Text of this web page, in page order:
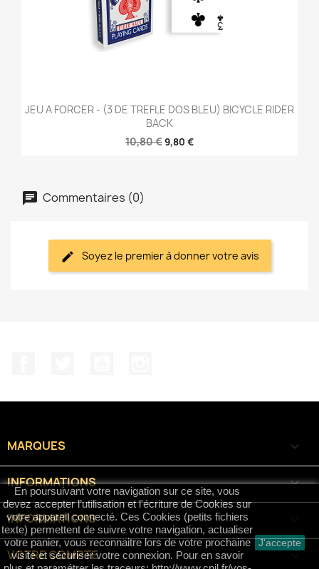
JEU A FORCER - (3 DE TREFLE DOS BLEU) BICYCLE RIDER
BACK
10,80 €9,80 €
Commentaires (0)
Soyez le premier à donner votre avis
MARQUES 
INFORMATIONS 
INFORMATIONS
En poursuivant votre navigation sur ce site, vous
devez accepter l’utilisation et l'écriture de Cookies sur
votre appareil connecté. Ces Cookies (petits fichiers
texte) permettent de suivre votre navigation, actualiser
votre panier, vous reconnaitre lors de votre prochaine
visite et sécuriser votre connexion. Pour en savoir
J'accepte
VOTRE COMPTE 